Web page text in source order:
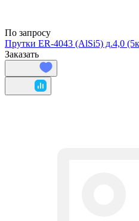
По запросу
Прутки ER-4043 (AlSi5) д.4,0
Заказать